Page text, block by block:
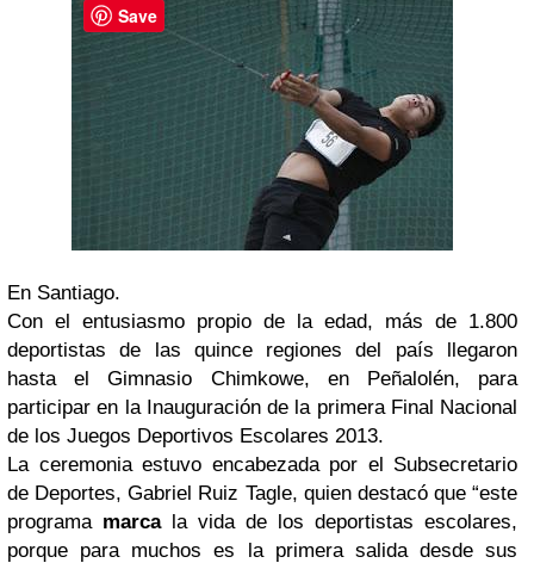
En Santiago.
Con el entusiasmo propio de la edad, más de 1.800
deportistas de las quince regiones del país llegaron
hasta el Gimnasio Chimkowe, en Peñalolén, para
participar en la Inauguración de la primera Final Nacional
de los Juegos Deportivos Escolares 2013.
La ceremonia estuvo encabezada por el Subsecretario
de Deportes, Gabriel Ruiz Tagle, quien destacó que “este
programa marcala vida de los deportistas escolares,
porque para muchos es la primera salida desde sus
Save